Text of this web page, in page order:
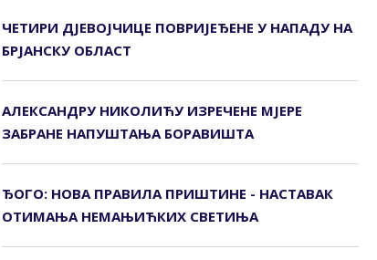
ЧЕТИРИ ДЈЕВОЈЧИЦЕ ПОВРИЈЕЂЕНЕ У НАПАДУ НА
БРЈАНСКУ ОБЛАСТ
АЛЕКСАНДРУ НИКОЛИЋУ ИЗРЕЧЕНЕ МЈЕРЕ
ЗАБРАНЕ НАПУШТАЊА БОРАВИШТА
ЂОГО: НОВА ПРАВИЛА ПРИШТИНЕ - НАСТАВАК
ОТИМАЊА НЕМАЊИЋКИХ СВЕТИЊА